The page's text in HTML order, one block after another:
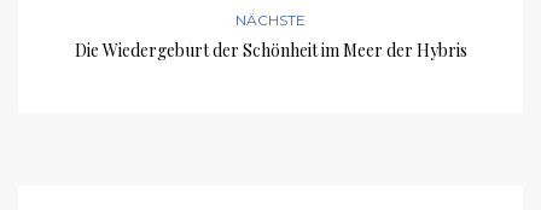
NÄCHSTE
Die Wiedergeburt der Schönheit im Meer der Hybris